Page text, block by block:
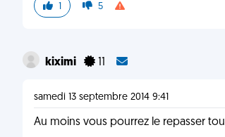
1 5
kiximi
samedi 13 septembre 2014 9:41
Au moins vous pourrez le repasser